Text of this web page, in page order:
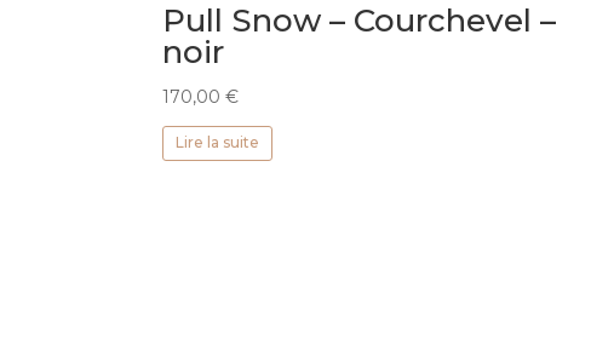
Pull Snow – Courchevel –
noir
170,00€
Lire la suite